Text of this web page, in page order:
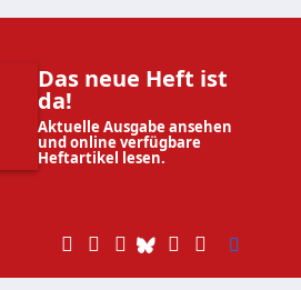
Das neue Heft ist
da!
Aktuelle Ausgabe ansehen
und online verfügbare
Heftartikel lesen.